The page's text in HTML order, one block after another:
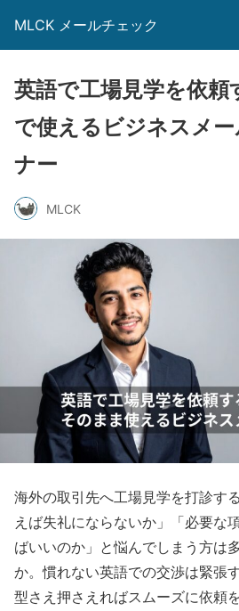
MLCK メールチェック
英語で工場見学を依頼
で使えるビジネスメ
ナー
MLCK
海外の取引先へ工場見学を打診す
えば失礼にならないか」「必要な
ばいいのか」と悩んでしまう方は
か。慣れない英語での交渉は緊張
型さえ押さえればスムーズに依頼